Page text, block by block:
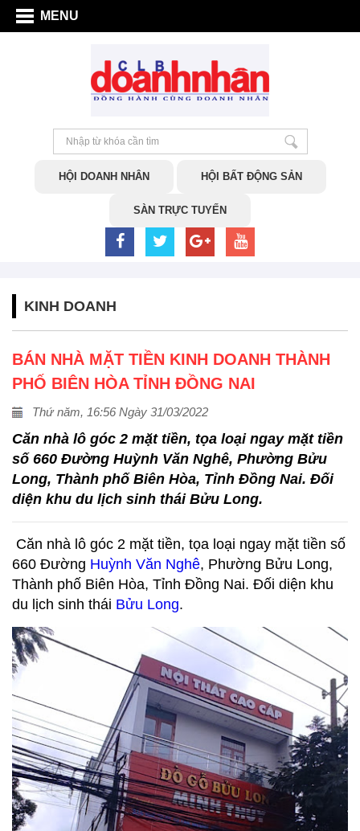
MENU
HỘI DOANH NHÂN HỘI BẤT ĐỘNG SẢN
SÀN TRỰC TUYẾN
KINH DOANH
BÁN NHÀ MẶT TIỀN KINH DOANH THÀNH
PHỐ BIÊN HÒA TỈNH ĐỒNG NAI
Thứ năm, 16:56 Ngày 31/03/2022
Căn nhà lô góc 2 mặt tiền, tọa loại ngay mặt tiền
số 660 Đường Huỳnh Văn Nghê, Phường Bửu
Long, Thành phố Biên Hòa, Tỉnh Đồng Nai. Đối
diện khu du lịch sinh thái Bửu Long.
Căn nhà lô góc 2 mặt tiền, tọa loại ngay mặt tiền số
660 Đường Huỳnh Văn Nghê, Phường Bửu Long,
Thành phố Biên Hòa, Tỉnh Đồng Nai. Đối diện khu
du lịch sinh thái Bửu Long.